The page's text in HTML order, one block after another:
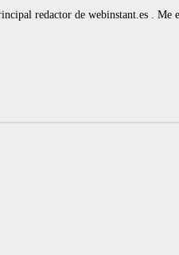
redactor de webinstant.es . Me